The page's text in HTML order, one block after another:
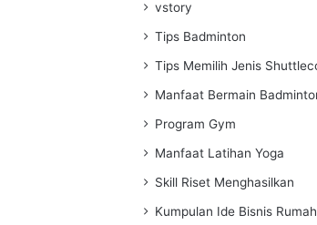
vstory
Tips Badminton
Tips Memilih Jenis
Manfaat Bermain
Program Gym
Manfaat Latihan Yoga
Skill Riset Menghasilkan
Kumpulan Ide Bisnis